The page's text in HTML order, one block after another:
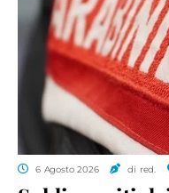
6 Agosto 2026 di red.